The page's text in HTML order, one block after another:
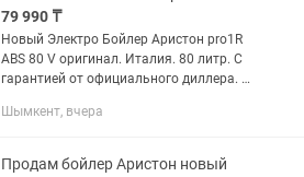
79 990 ₸
Новый Электро Бойлер Аристон pro1R
ABS 80 V оригинал. Италия. 80 литр. С
гарантией от официального диллера. И
Шымкент. В течении часа. (Есть
Шымкент, вчера
Продам бойлер Аристон новый